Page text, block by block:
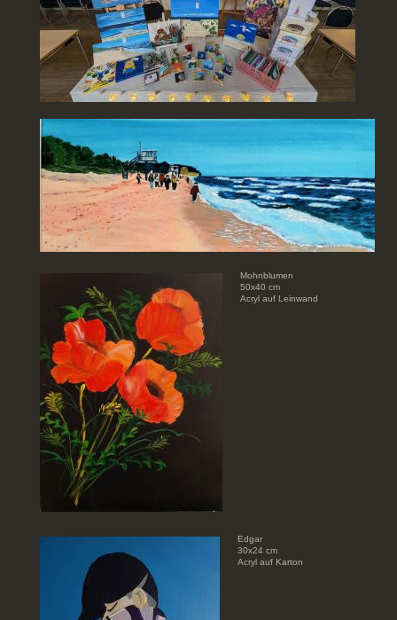
Mohnblumen
50x40 cm
Acryl auf Leinwand
Edgar
30x24 cm
Acryl auf Karton